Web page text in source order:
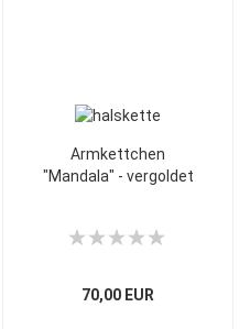
Armkettchen
"Mandala" - vergoldet
70,00 EUR